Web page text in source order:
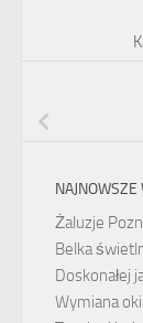
NAJNOWSZE
Żaluzje
Belka
Doskonałej
Wymiana